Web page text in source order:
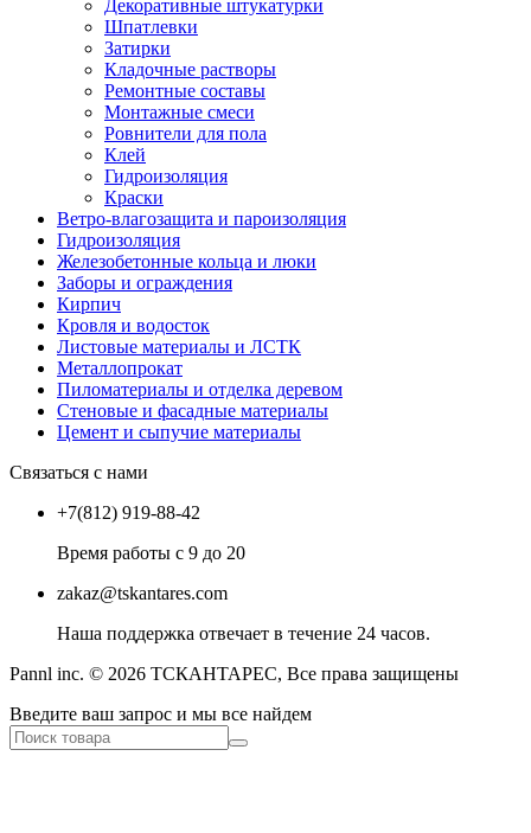
Декоративные штукатурки
Шпатлевки
Затирки
Кладочные растворы
Ремонтные составы
Монтажные смеси
Ровнители для пола
Клей
Гидроизоляция
Краски
Ветро-влагозащита и пароизоляция
Гидроизоляция
Железобетонные кольца и люки
Заборы и ограждения
Кирпич
Кровля и водосток
Листовые материалы и ЛСТК
Металлопрокат
Пиломатериалы и отделка деревом
Стеновые и фасадные материалы
Цемент и сыпучие материалы
Связаться с нами
+7(812) 919-88-42
Время работы с 9 до 20
zakaz@tskantares.com
Наша поддержка отвечает в течение 24 часов.
Pannl inc. © 2026 ТСКАНТАРЕС, Все права защищены
Введите ваш запрос и мы все найдем